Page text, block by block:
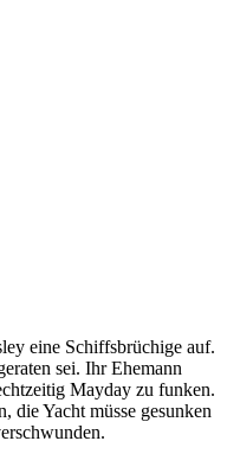
eine Schiffsbrüchige auf.
sei. Ihr Ehemann
Mayday zu funken.
die Yacht müsse gesunken